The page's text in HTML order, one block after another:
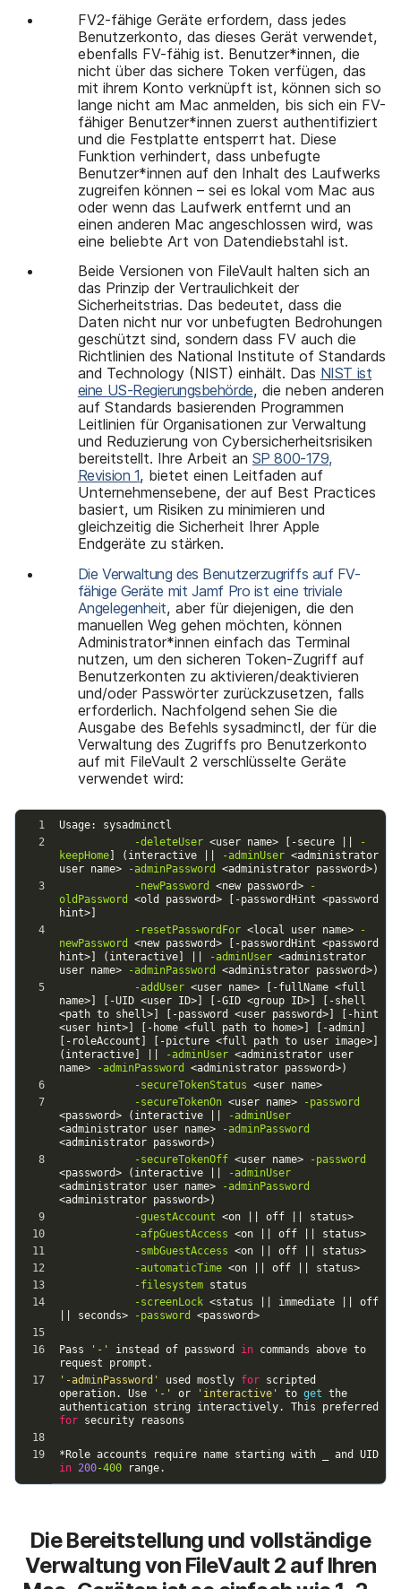
FV2-fähige Geräte erfordern, dass jedes
Benutzerkonto, das dieses Gerät verwendet,
ebenfalls FV-fähig ist. Benutzer*innen, die
nicht über das sichere Token verfügen, das
mit ihrem Konto verknüpft ist, können sich so
lange nicht am Mac anmelden, bis sich ein FV-
fähiger Benutzer*innen zuerst authentifiziert
und die Festplatte entsperrt hat. Diese
Funktion verhindert, dass unbefugte
Benutzer*innen auf den Inhalt des Laufwerks
zugreifen können – sei es lokal vom Mac aus
oder wenn das Laufwerk entfernt und an
einen anderen Mac angeschlossen wird, was
eine beliebte Art von Datendiebstahl ist.
Beide Versionen von FileVault halten sich an
das Prinzip der Vertraulichkeit der
Sicherheitstrias. Das bedeutet, dass die
Daten nicht nur vor unbefugten Bedrohungen
geschützt sind, sondern dass FV auch die
Richtlinien des National Institute of Standards
and Technology (NIST) einhält. Das NIST ist
eine US-Regierungsbehörde, die neben anderen
auf Standards basierenden Programmen
Leitlinien für Organisationen zur Verwaltung
und Reduzierung von Cybersicherheitsrisiken
bereitstellt. Ihre Arbeit an SP 800-179,
Revision 1, bietet einen Leitfaden auf
Unternehmensebene, der auf Best Practices
basiert, um Risiken zu minimieren und
gleichzeitig die Sicherheit Ihrer Apple
Endgeräte zu stärken.
Die Verwaltung des Benutzerzugriffs auf FV-
fähige Geräte mit Jamf Pro ist eine triviale
Angelegenheit, aber für diejenigen, die den
manuellen Weg gehen möchten, können
Administrator*innen einfach das Terminal
nutzen, um den sicheren Token-Zugriff auf
Benutzerkonten zu aktivieren/deaktivieren
und/oder Passwörter zurückzusetzen, falls
erforderlich. Nachfolgend sehen Sie die
Ausgabe des Befehls sysadminctl, der für die
Verwaltung des Zugriffs pro Benutzerkonto
auf mit FileVault 2 verschlüsselte Geräte
verwendet wird:
Die Bereitstellung und vollständige
Verwaltung von FileVault 2 auf Ihren